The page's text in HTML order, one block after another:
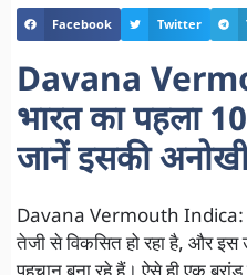
Facebook Twitter
Davana
भारत का पहला
जानें इसकी
Davana Vermouth Indica:
तेजी से विकसित हो रहा है, और इस